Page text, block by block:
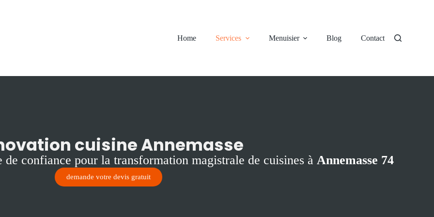
Home Services Menuisier Blog Contact
cuisine Annemasse
de confiance pour la transformation magistrale de cuisines à Annemasse 74
demande votre devis gratuit